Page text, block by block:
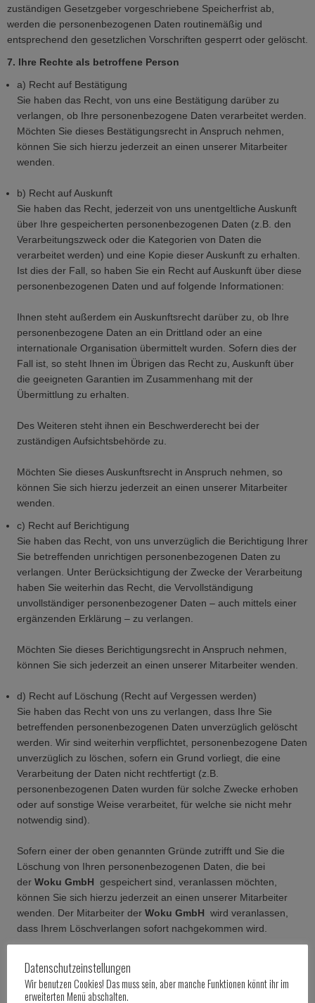
zuständigen Gesetzgeber vorgeschriebene Speicherfrist ab,
werden die personenbezogenen Daten routinemäßig und
entsprechend den gesetzlichen Vorschriften gesperrt oder gelöscht.
7. Ihre Rechte als betroffene Person
a) Recht auf Bestätigung
Sie haben das Recht, von uns eine Bestätigung darüber zu
verlangen, ob Ihre personenbezogene Daten verarbeitet werden.
Möchten Sie dieses Bestätigungsrecht in Anspruch nehmen,
können Sie sich hierzu jederzeit an einen unserer Mitarbeiter
wenden.
b) Recht auf Auskunft
Sie haben das Recht, jederzeit von uns unentgeltliche Auskunft
über Ihre gespeicherten personenbezogenen Daten (z.B. den
Verarbeitungszweck oder die Kategorien von Daten die
verarbeitet werden) und eine Kopie dieser Auskunft zu erhalten.
Ist dies der Fall, so haben Sie ein Recht auf Auskunft über diese
personenbezogenen Daten und auf folgende Informationen:
Ihnen steht außerdem ein Auskunftsrecht darüber zu, ob Ihre
personenbezogene Daten an ein Drittland oder an eine
internationale Organisation übermittelt wurden. Sofern dies der
Fall ist, so steht Ihnen im Übrigen das Recht zu, Auskunft über
die geeigneten Garantien im Zusammenhang mit der
Übermittlung zu erhalten.
Des Weiteren steht ihnen ein Beschwerderecht bei der
zuständigen Aufsichtsbehörde zu.
Möchten Sie dieses Auskunftsrecht in Anspruch nehmen, so
können Sie sich hierzu jederzeit an einen unserer Mitarbeiter
wenden.
c) Recht auf Berichtigung
Sie haben das Recht, von uns unverzüglich die Berichtigung Ihrer
Sie betreffenden unrichtigen personenbezogenen Daten zu
verlangen. Unter Berücksichtigung der Zwecke der Verarbeitung
haben Sie weiterhin das Recht, die Vervollständigung
unvollständiger personenbezogener Daten – auch mittels einer
ergänzenden Erklärung – zu verlangen.
Möchten Sie dieses Berichtigungsrecht in Anspruch nehmen,
können Sie sich jederzeit an einen unserer Mitarbeiter wenden.
d) Recht auf Löschung (Recht auf Vergessen werden)
Sie haben das Recht von uns zu verlangen, dass Ihre Sie
betreffenden personenbezogenen Daten unverzüglich gelöscht
werden. Wir sind weiterhin verpflichtet, personenbezogene Daten
unverzüglich zu löschen, sofern ein Grund vorliegt, die eine
Verarbeitung der Daten nicht rechtfertigt (z.B.
personenbezogenen Daten wurden für solche Zwecke erhoben
oder auf sonstige Weise verarbeitet, für welche sie nicht mehr
notwendig sind).
Sofern einer der oben genannten Gründe zutrifft und Sie die
Löschung von Ihren personenbezogenen Daten, die bei
der Woku GmbH gespeichert sind, veranlassen möchten,
können Sie sich hierzu jederzeit an einen unserer Mitarbeiter
wenden. Der Mitarbeiter der Woku GmbH wird veranlassen,
dass Ihrem Löschverlangen sofort nachgekommen wird.
gemacht und sind wir zu deren Löschung verpflichtet, so trifft uns
unter Berücksichtigung der verfügbaren Technologie und der
Datenschutzeinstellungen
Wir benutzen Cookies! Das muss sein, aber manche Funktionen könnt ihr im
erweiterten Menü abschalten.